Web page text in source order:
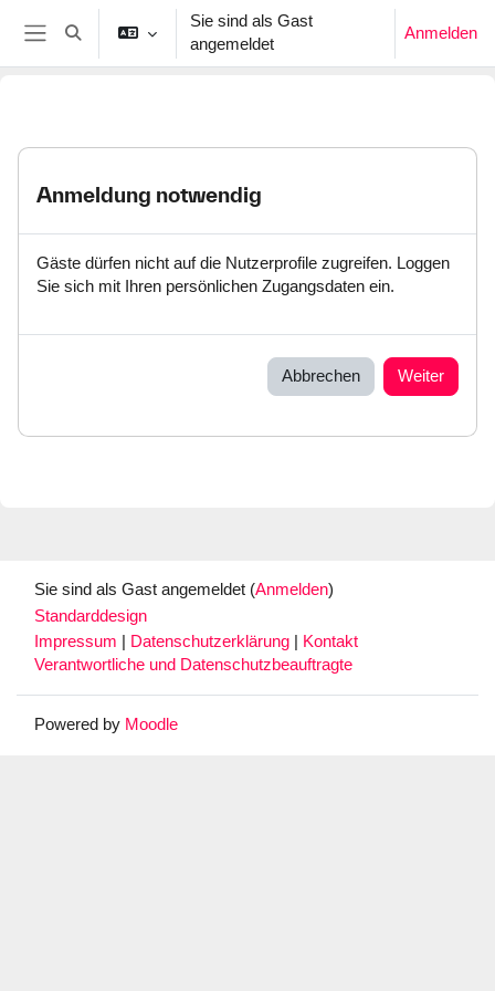
Zum Hauptinhalt
Website-Übersicht
Sucheingabe umschalten
Sie sind als Gast
angemeldet
Anmelden
Anmeldung notwendig
Gäste dürfen nicht auf die Nutzerprofile zugreifen. Loggen
Sie sich mit Ihren persönlichen Zugangsdaten ein.
Abbrechen Weiter
Sie sind als Gast angemeldet (Anmelden)
Standarddesign
Impressum
Datenschutzerklärung
Kontakt
Verantwortliche und Datenschutzbeauftragte
Powered by Moodle